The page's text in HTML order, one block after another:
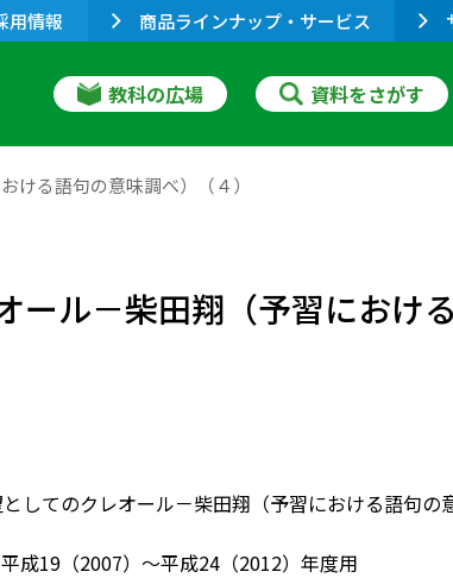
用情報 商品ラインナップ・サービス
教科の広場 資料をさがす
ける語句の意味調べ）（４）
ール－柴田翔（予習におけ
してのクレオール－柴田翔（予習における語句の
平成19（2007）～平成24（2012）年度用